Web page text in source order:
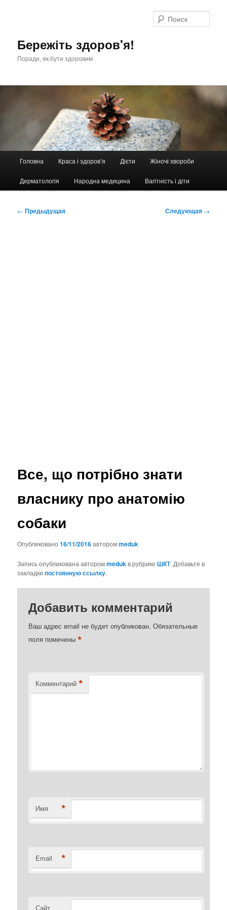
Бережіть здоров'я!
Поради, як бути здоровим
Головна Краса і здоров’я Дієти Жіночі хвороби
Дерматологія Народна медицина Вагітність і діти
Навигация
← Предыдущая Следующая →
Все, що потрібно знати
власнику про анатомію
собаки
Опубликовано16/11/2016авторомmeduk
Запись опубликована авторомmedukв рубрикеШКТ. Добавьте в
закладкипостоянную ссылку.
Добавить комментарий
Ваш адрес email не будет опубликован. Обязательные
поля помечены*
Комментарий *
Имя *
Email *
Сайт